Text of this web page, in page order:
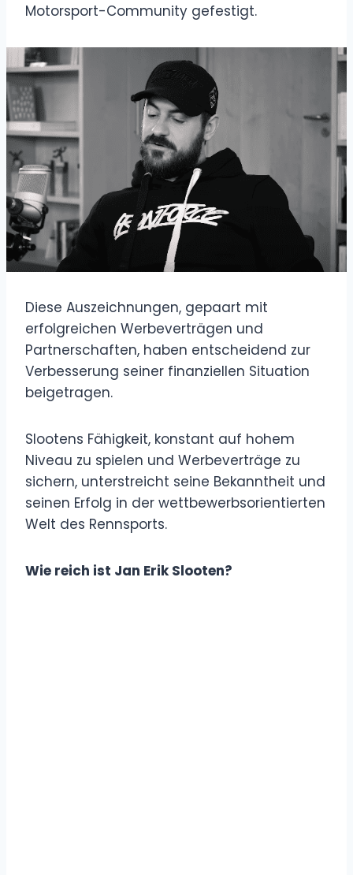
Motorsport-Community gefestigt.
Diese Auszeichnungen, gepaart mit
erfolgreichen Werbeverträgen und
Partnerschaften, haben entscheidend zur
Verbesserung seiner finanziellen Situation
beigetragen.
Slootens Fähigkeit, konstant auf hohem
Niveau zu spielen und Werbeverträge zu
sichern, unterstreicht seine Bekanntheit und
seinen Erfolg in der wettbewerbsorientierten
Welt des Rennsports.
Wie reich ist Jan Erik Slooten?